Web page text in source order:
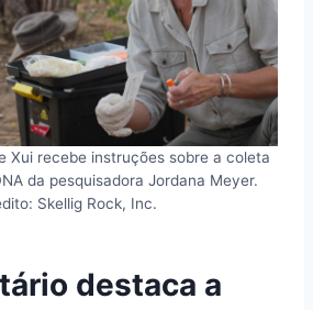
Xui recebe instruções sobre a coleta
da pesquisadora Jordana Meyer.
Skellig Rock, Inc.
destaca a